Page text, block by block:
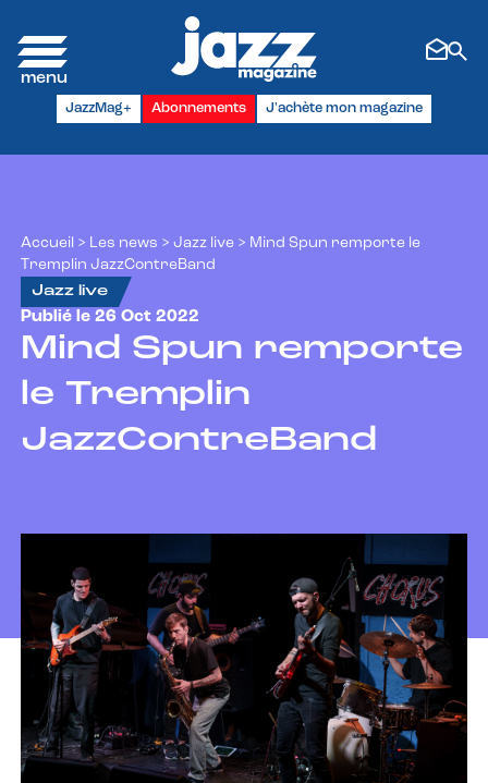
JazzMag+ Abonnements J'achète mon magazine
Accueil > Les news > Jazz live > Mind Spun remporte le
Tremplin JazzContreBand
Jazz live
Publié le 26 Oct 2022
Mind Spun remporte
le Tremplin
JazzContreBand